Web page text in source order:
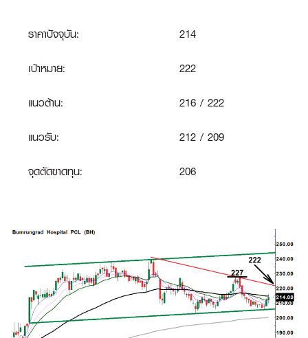
ราคาปัจจุบัน:
214
เป้าหมาย:
222
แนวต้าน:
216 / 222
แนวรับ:
212 / 209
จุดตัดขาดทุน: 206